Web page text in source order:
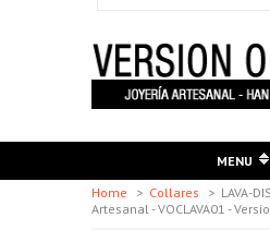
MENU
Home
> Collares > LAVA-
Artesanal - VOCLAVA01 -